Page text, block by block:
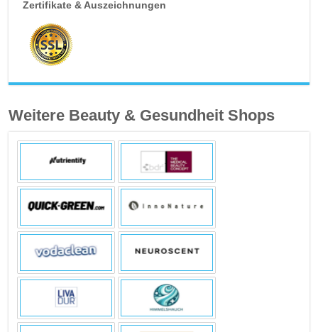
Zertifikate & Auszeichnungen
Weitere Beauty & Gesundheit Shops